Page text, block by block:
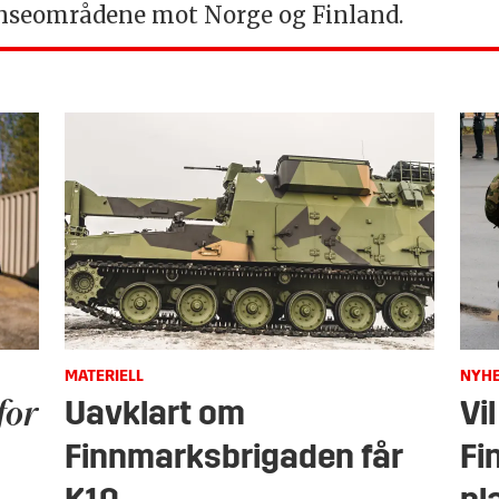
mot Norge og Finland.
MATERIELL
Uavklart om
Finnmarksbrigaden får